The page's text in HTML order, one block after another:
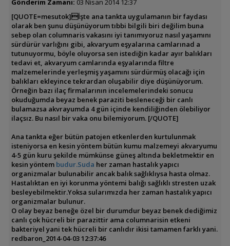
Gönderim Zamanı: 03 Nisan 2014 12:37
[QUOTE=mesutok]İşte ana tankta uygulamanın bir faydası
olarak ben şunu düşünüyorum tıbbi bilgili biri değilim buna
sebep olan columnaris vakasını iyi tanımıyoruz nasıl yaşamını
sürdürür varlığını gibi, akvaryum eşyalarına camlarınad a
tutunuyormu, böyle oluyorsa sen istediğin kadar ayır balıkları
tedavi et, akvaryum camlarında eşyalarında filtre
malzemelerinde yerleşmiş yaşamını sürdürmüş olacağı için
balıkları ekleyince tekrardan oluşabilir diye düşünüyorum.
Örneğin bazı ilaç firmalarının incelemelerindeki sonucu
okuduğumda beyaz benek paraziti besleneceği bir canlı
bulamazsa akvrayumda 4 gün içinde kendiliğinden ölebiliyor
ilaçsız. Bu nasıl bir vaka onu bilemiyorum. [/QUOTE]
Ana tankta eğer bütün patojen etkenlerden kurtulunmak
isteniyorsa en kesin yöntem bütün kumu malzemeyi akvaryumu
4-5 gün kuru şekilde mümkünse güneş altında bekletmektir en
kesin yöntembudur.Suda her zaman hastalık yapıcı
organizmalar bulunabilir ancak balık sağlıklıysa hasta olmaz.
Hastalıktan en iyi korunma yöntemi balığı sağlıklı stresten uzak
besleyebilmektir.Yoksa sularımızda her zaman hastalık yapıcı
organizmalar bulunur.
O olay beyaz beneğe özel bir durumdur beyaz benek dediğimiz
canlı çok hücreli bir parazittir ama columnarisin etkeni
bakteriyel yani tek hücreli bir canlıdır ikisi tamamen farklı yani.
redbaron_ 2014-04-03 12:37:46